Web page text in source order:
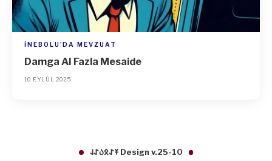
İNEBOLU'DA MEVZUAT
Damga AI Fazla Mesaide
10 EYLÜL 2025
𐱁𐰀𐰋𐰉𐰀𐰞 Design v.25-10